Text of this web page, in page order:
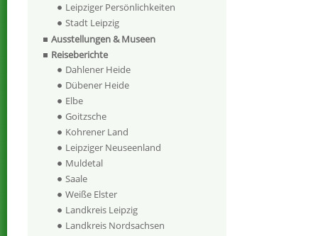
Leipziger Persönlichkeiten
Stadt Leipzig
Ausstellungen & Museen
Reiseberichte
Dahlener Heide
Dübener Heide
Elbe
Goitzsche
Kohrener Land
Leipziger Neuseenland
Muldetal
Saale
Weiße Elster
Landkreis Leipzig
Landkreis Nordsachsen